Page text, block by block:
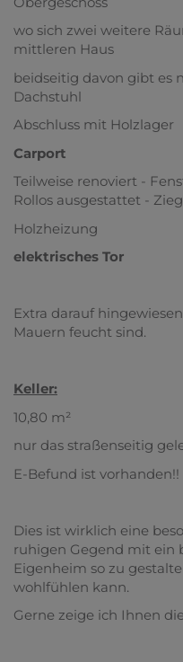
wo sich zwei weitere
mittleren Haus
beidseitig davon gibt es
Dachstuhl
Abschluss mit Holzlager
Carport
Teilweise renoviert -
Rollos ausgestattet -
Holzheizung
elektrisches Tor
Extra darauf
Mauern feucht sind.
Keller:
10,80 m²
nur das straßenseitig
E-Befund ist vorhanden!!
Dies ist wirklich eine
ruhigen Gegend mit ein
Eigenheim so zu
wohlfühlen kann.
Gerne zeige ich Ihnen